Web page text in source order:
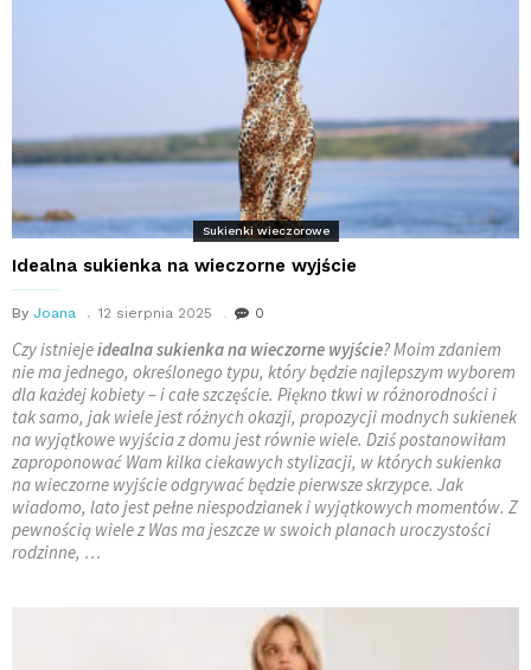
Sukienki wieczorowe
Idealna sukienka na wieczorne wyjście
By Joana 12 sierpnia 2025 0
Czy istniejeidealna sukienka na wieczorne wyjście? Moim zdaniem
nie ma jednego, określonego typu, który będzie najlepszym wyborem
dla każdej kobiety – i całe szczęście. Piękno tkwi w różnorodności i
tak samo, jak wiele jest różnych okazji, propozycji modnych sukienek
na wyjątkowe wyjścia z domu jest równie wiele. Dziś postanowiłam
zaproponować Wam kilka ciekawych stylizacji, w których sukienka
na wieczorne wyjście odgrywać będzie pierwsze skrzypce. Jak
wiadomo, lato jest pełne niespodzianek i wyjątkowych momentów. Z
pewnością wiele z Was ma jeszcze w swoich planach uroczystości
rodzinne, …